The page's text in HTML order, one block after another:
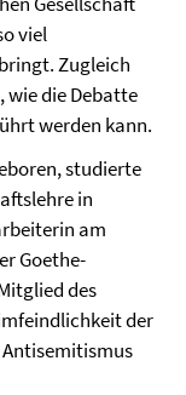
viel
Zugleich
wie die Debatte
werden kann.
studierte
in
am
Goethe-
des
der